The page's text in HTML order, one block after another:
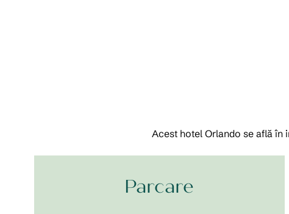
Acest hotel Orlando se află în
Parcare